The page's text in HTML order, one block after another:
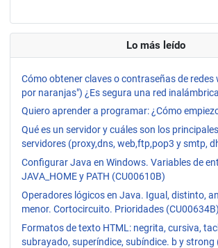
Lo más leído
Cómo obtener claves o contraseñas de redes
por naranjas") ¿Es segura una red
Quiero aprender a programar: ¿Cómo
Qué es un servidor y cuáles son los
servidores (proxy,dns, web,ftp,pop3 y smtp,
Configurar Java en Windows. Variables de
JAVA_HOME y PATH (CU00610B)
Operadores lógicos en Java. Igual, distinto,
menor. Cortocircuito. Prioridades (CU00634B)
Formatos de texto HTML: negrita, cursiva,
subrayado, superíndice, subíndice. b y strong